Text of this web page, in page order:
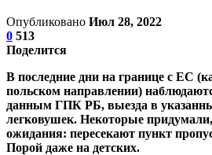
Опубликовано Июл 28, 2022
0 513
Поделится
В последние дни на границе с ЕС
польском направлении)
данным ГПК РБ, выезда в
легковушек. Некоторые
ожидания: пересекают пункт
Порой даже на детских.